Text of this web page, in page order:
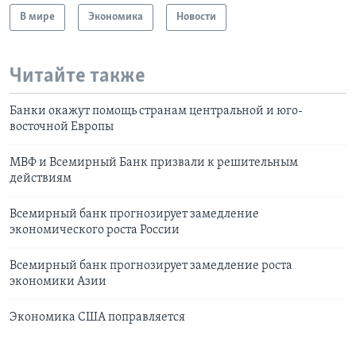
В мире Экономика Новости
Читайте также
Банки окажут помощь странам центральной и юго-
восточной Европы
МВФ и Всемирный Банк призвали к решительным
действиям
Всемирный банк прогнозирует замедление
экономического роста России
Всемирный банк прогнозирует замедление роста
экономики Азии
Экономика США поправляется